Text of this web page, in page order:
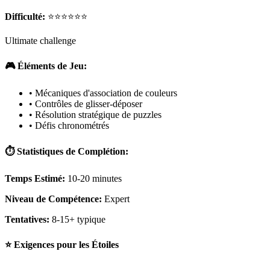
Difficulté: ⭐⭐⭐⭐⭐⭐
Ultimate challenge
🎮 Éléments de Jeu:
• Mécaniques d'association de couleurs
• Contrôles de glisser-déposer
• Résolution stratégique de puzzles
• Défis chronométrés
⏱️ Statistiques de Complétion:
Temps Estimé: 10-20 minutes
Niveau de Compétence: Expert
Tentatives: 8-15+ typique
⭐ Exigences pour les Étoiles